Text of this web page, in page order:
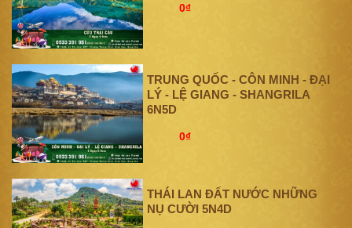
0₫
TRUNG QUỐC - CÔN MINH - ĐẠI
LÝ - LỆ GIANG - SHANGRILA
6N5D
0₫
THÁI LAN ĐẤT NƯỚC NHỮNG
NỤ CƯỜI 5N4D